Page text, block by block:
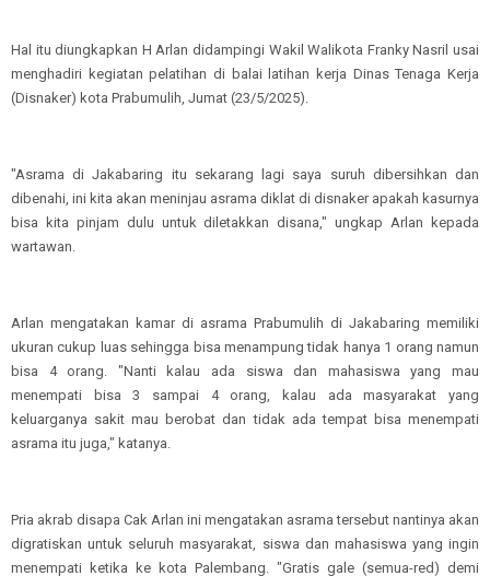
Hal itu diungkapkan H Arlan didampingi Wakil Walikota Franky Nasril usai
menghadiri kegiatan pelatihan di balai latihan kerja Dinas Tenaga Kerja
(Disnaker) kota Prabumulih, Jumat (23/5/2025).
"Asrama di Jakabaring itu sekarang lagi saya suruh dibersihkan dan
dibenahi, ini kita akan meninjau asrama diklat di disnaker apakah kasurnya
bisa kita pinjam dulu untuk diletakkan disana," ungkap Arlan kepada
wartawan.
Arlan mengatakan kamar di asrama Prabumulih di Jakabaring memiliki
ukuran cukup luas sehingga bisa menampung tidak hanya 1 orang namun
bisa 4 orang. "Nanti kalau ada siswa dan mahasiswa yang mau
menempati bisa 3 sampai 4 orang, kalau ada masyarakat yang
keluarganya sakit mau berobat dan tidak ada tempat bisa menempati
asrama itu juga," katanya.
Pria akrab disapa Cak Arlan ini mengatakan asrama tersebut nantinya akan
digratiskan untuk seluruh masyarakat, siswa dan mahasiswa yang ingin
menempati ketika ke kota Palembang. "Gratis gale (semua-red) demi